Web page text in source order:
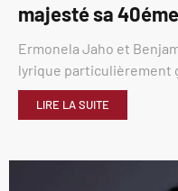
majesté sa
Ermonela Jaho et
lyrique particulièrement
LIRE LA SUITE